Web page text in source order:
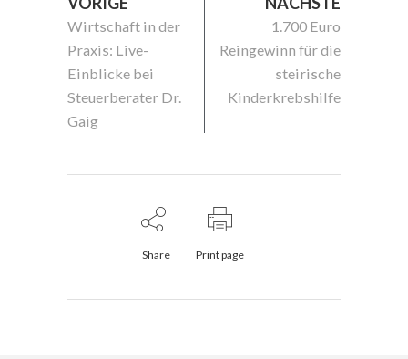
Wirtschaft in der
Praxis: Live-
Einblicke bei
Steuerberater Dr.
Gaig
1.700 Euro
Reingewinn für die
steirische
Kinderkrebshilfe
Share Print page